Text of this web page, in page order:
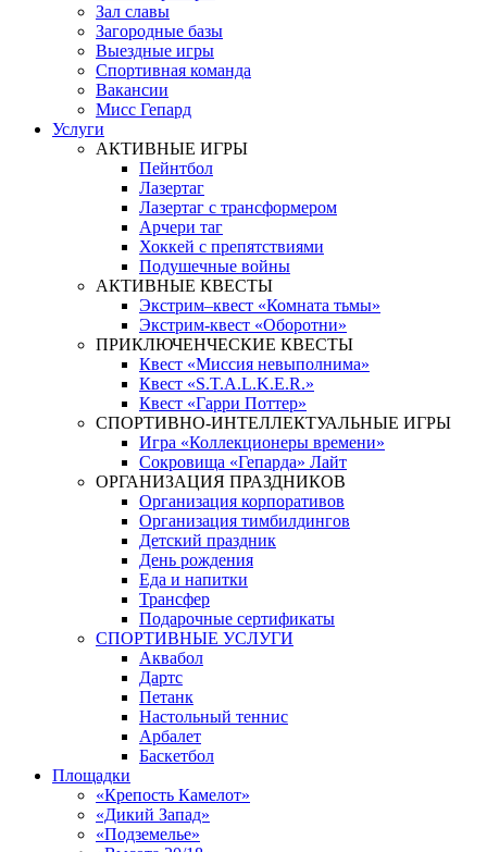
Зал славы
Загородные базы
Выездные игры
Спортивная команда
Вакансии
Мисс Гепард
Услуги
АКТИВНЫЕ ИГРЫ
Пейнтбол
Лазертаг
Лазертаг с трансформером
Арчери таг
Хоккей с препятствиями
Подушечные войны
АКТИВНЫЕ КВЕСТЫ
Экстрим–квест «Комната тьмы»
Экстрим-квест «Оборотни»
ПРИКЛЮЧЕНЧЕСКИЕ КВЕСТЫ
Квест «Миссия невыполнима»
Квест «S.T.A.L.K.E.R.»
Квест «Гарри Поттер»
СПОРТИВНО-ИНТЕЛЛЕКТУАЛЬНЫЕ ИГРЫ
Игра «Коллекционеры времени»
Сокровища «Гепарда» Лайт
ОРГАНИЗАЦИЯ ПРАЗДНИКОВ
Организация корпоративов
Организация тимбилдингов
Детский праздник
День рождения
Еда и напитки
Трансфер
Подарочные сертификаты
СПОРТИВНЫЕ УСЛУГИ
Аквабол
Дартс
Петанк
Настольный теннис
Арбалет
Баскетбол
Площадки
«Крепость Камелот»
«Дикий Запад»
«Подземелье»